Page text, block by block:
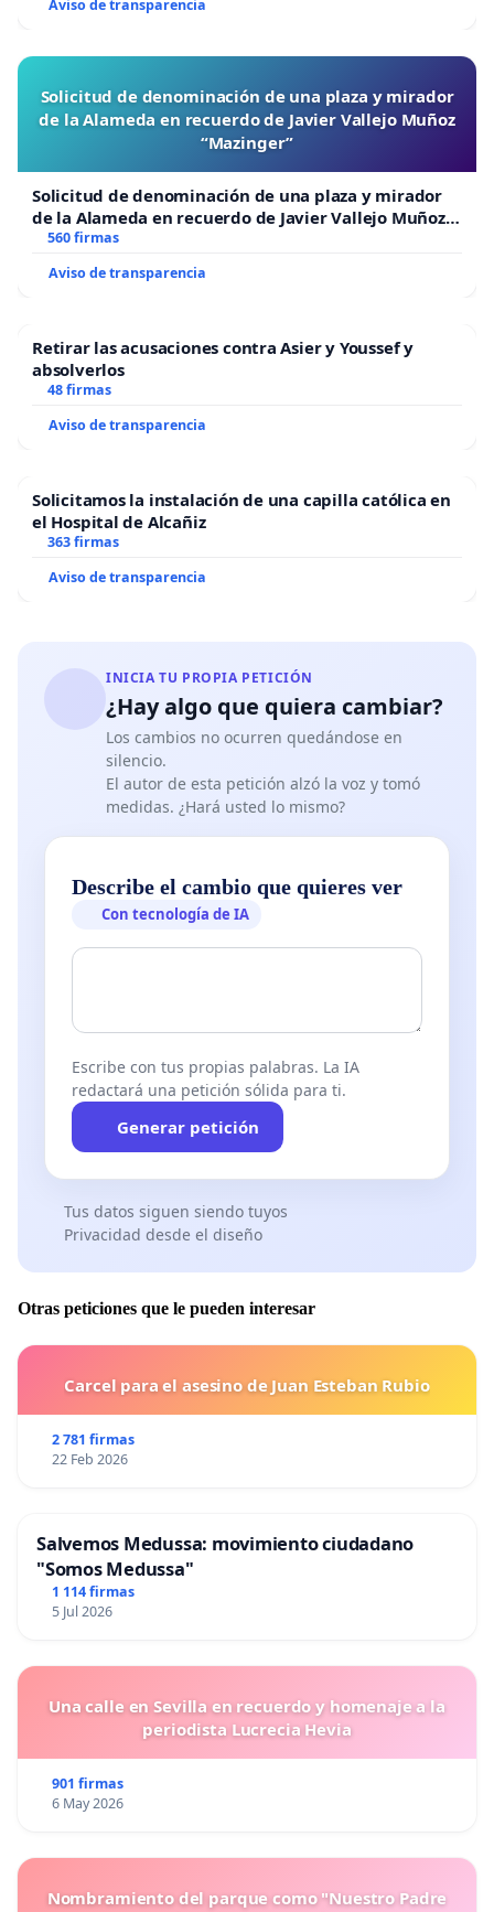
Aviso de transparencia
Solicitud de denominación de una plaza y mirador
de la Alameda en recuerdo de Javier Vallejo Muñoz
“Mazinger”
Solicitud de denominación de una plaza y mirador
de la Alameda en recuerdo de Javier Vallejo Muñoz
“Mazinger”
560 firmas
Aviso de transparencia
Retirar las acusaciones contra Asier y Youssef y
absolverlos
48 firmas
Aviso de transparencia
Solicitamos la instalación de una capilla católica en
el Hospital de Alcañiz
363 firmas
Aviso de transparencia
INICIA TU PROPIA PETICIÓN
¿Hay algo que quiera cambiar?
Los cambios no ocurren quedándose en
silencio.
El autor de esta petición alzó la voz y tomó
medidas. ¿Hará usted lo mismo?
Describe el cambio que quieres ver
Con tecnología de IA
Escribe con tus propias palabras. La IA
redactará una petición sólida para ti.
Generar petición
Tus datos siguen siendo tuyos
Privacidad desde el diseño
Otras peticiones que le pueden interesar
Carcel para el asesino de Juan Esteban Rubio
2 781 firmas
22 Feb 2026
Salvemos Medussa: movimiento ciudadano
"Somos Medussa"
1 114 firmas
5 Jul 2026
Una calle en Sevilla en recuerdo y homenaje a la
periodista Lucrecia Hevia
901 firmas
6 May 2026
Nombramiento del parque como "Nuestro Padre